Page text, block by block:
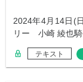
2024年4月14日(
リー 小崎 綾也
テキスト